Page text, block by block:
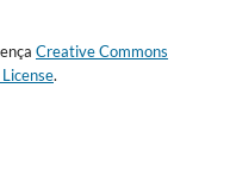
Creative Commons
.